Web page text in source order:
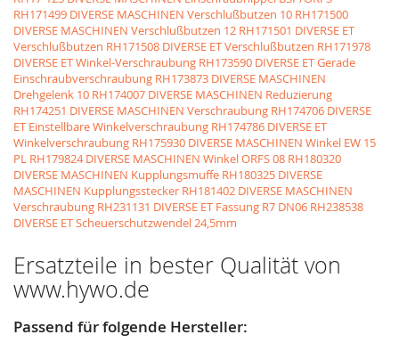
RH171499 DIVERSE MASCHINEN Verschlußbutzen 10 RH171500
DIVERSE MASCHINEN Verschlußbutzen 12 RH171501 DIVERSE ET
Verschlußbutzen RH171508 DIVERSE ET Verschlußbutzen RH171978
DIVERSE ET Winkel-Verschraubung RH173590 DIVERSE ET Gerade
Einschraubverschraubung RH173873 DIVERSE MASCHINEN
Drehgelenk 10 RH174007 DIVERSE MASCHINEN Reduzierung
RH174251 DIVERSE MASCHINEN Verschraubung RH174706 DIVERSE
ET Einstellbare Winkelverschraubung RH174786 DIVERSE ET
Winkelverschraubung RH175930 DIVERSE MASCHINEN Winkel EW 15
PL RH179824 DIVERSE MASCHINEN Winkel ORFS 08 RH180320
DIVERSE MASCHINEN Kupplungsmuffe RH180325 DIVERSE
MASCHINEN Kupplungsstecker RH181402 DIVERSE MASCHINEN
Verschraubung RH231131 DIVERSE ET Fassung R7 DN06 RH238538
DIVERSE ET Scheuerschutzwendel 24,5mm
Ersatzteile in bester Qualität von
www.hywo.de
Passend für folgende Hersteller: